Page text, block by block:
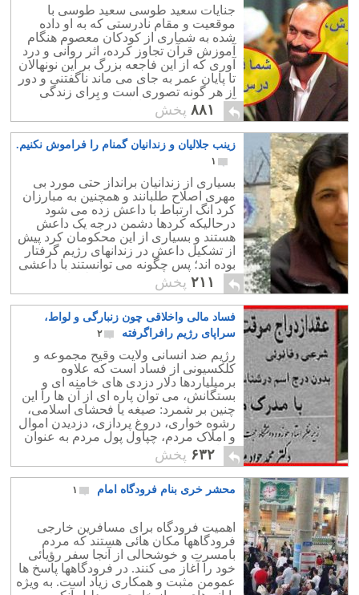
جنایات سعید طوسی سعید طوسی با
موقعیت و مقام نادرستی که به او داده
شده به شماری از کودکان معصوم هنگام
آموزش قرآن تجاوز کرده، اثر روانی و درد
آوری که از این فاجعه بزرگ بر این نونهالان
تا پایان عمر به جای می ماند ناگفتنی و دور
از هر گونه تصوری است و برای زندگی
آینده این کودکان را تلخ و ناگوار می سازد.
۸۸۱ پخش
زینب جلالیان و زندانیان گمنام را فراموش نکنیم.
۱
بسیاری از زندانیان برانداز حتی مورد بی
مهری اصلاح طلبانند و همچنین به مبارزان
کرد انگ ارتباط با داعش زده می شود
درحالیکه کردها دشمن درجه یک داعش
هستند و بسیاری از این محکومان کرد پیش
از تشکیل داعش در زندانهای رژیم گرفتار
بوده اند؛ پس چگونه می توانستند با داعشی
که هنوز تشکیل نشده در رابطه باشند؟ و
همچنین گروه زیادی از ما تنها به
موضوعات داغی چون سعید طوسی علاقه
داریم و بدنبال حقیقت طلبی یا مطالب
کمتر جنجالی نیستیم. مطالب جنجالی را
چند خبر، بسیاری از جنایات رژیم را پنهان
می کند.
۲۱۱ پخش
فساد مالی واخلاقی چون زنبارگی و لواط،
سراپای رژیم رافراگرفته
۲
رژیم ضد انسانی ولایت وقیح مجموعه و
کلکسیونی از فساد است که علاوه
برمیلیاردها دلار دزدی های خامنه ای و
بستگانش، می توان پاره ای از آن ها را این
چنین بر شمرد: صیغه یا فحشای اسلامی،
رشوه خواری، دروغ پردازی، دزدیدن اموال
و املاک مردم، چپاول پول مردم به عنوان
دریافت نذورات،و لواط و تجاوز جنسی
بیکدیگر.
۶۳۲ پخش
محشر خری بنام فرودگاه امام ۱
اهمیت فرودگاه برای مسافرین خارجی
فرودگاهها مکان هائی هستند که مردم
بامسرت و خوشحالی از آنجا سفر رؤیائی
خود را آغاز می کنند. در فرودگاهها پاسخ ها
عمومن مثبت و همکاری زیاد است. به ویژه